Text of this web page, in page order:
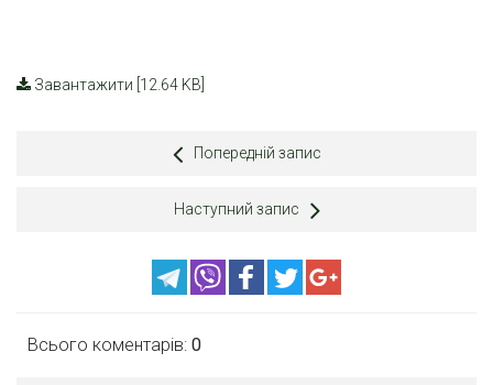
Завантажити [12.64 KB]
Попередній запис
Наступний запис
Всього коментарів: 0